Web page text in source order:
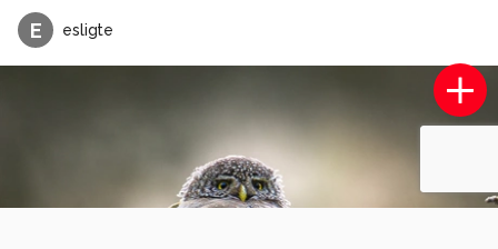
E esligte